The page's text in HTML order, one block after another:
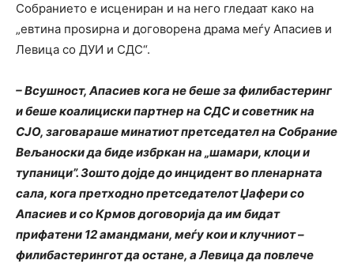
Собранието е исцениран и на него гледаат како на
„евтина проѕирна и договорена драма меѓу Апасиев и
Левица со ДУИ и СДС“.
– Всушност, Апасиев кога не беше за филибастеринг
и беше коалициски партнер на СДС и советник на
СЈО, заговараше минатиот претседател на Собрание
Вељаноски да биде избркан на „шамари, клоци и
тупаници”. Зошто дојде до инцидент во пленарната
сала, кога претходно претседателот Џафери со
Апасиев и со Крмов договорија да им бидат
прифатени 12 амандмани, меѓу кои и клучниот –
филибастерингот да остане, а Левица да повлече